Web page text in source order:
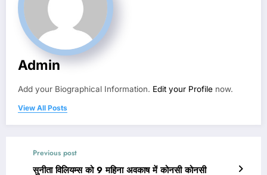
Admin
Add your Biographical Information. Edit your Profile now.
View All Posts
Previous post
सुनीता विलियम्स को 9 महिना अवकाष में कोनसी कोनसी